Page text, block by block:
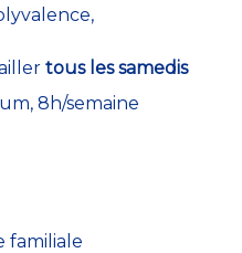
tous les samedis
8h/semaine
familiale